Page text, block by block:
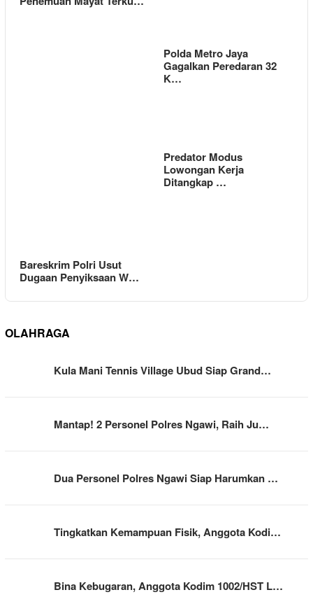
Polda Metro Jaya
Gagalkan Peredaran 32
K…
Bareskrim Polri Usut
Dugaan Penyiksaan W…
Predator Modus
Lowongan Kerja
Ditangkap …
OLAHRAGA
Kula Mani Tennis Village Ubud Siap Grand…
Mantap! 2 Personel Polres Ngawi, Raih Ju…
Dua Personel Polres Ngawi Siap Harumkan …
Tingkatkan Kemampuan Fisik, Anggota Kodi…
Bina Kebugaran, Anggota Kodim 1002/HST L…